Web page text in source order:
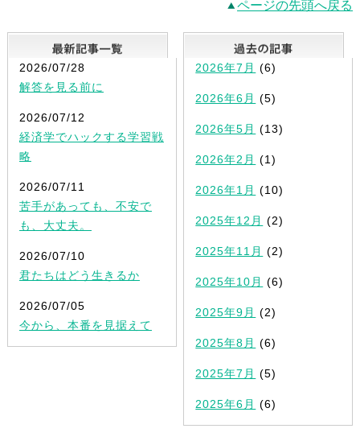
ページの先頭へ戻る
最新記事一覧
2026/07/28
解答を見る前に
2026/07/12
経済学でハックする学習戦
略
2026/07/11
苦手があっても、不安で
も、大丈夫。
2026/07/10
君たちはどう生きるか
2026/07/05
今から、本番を見据えて
2026年7月 (6)
2026年6月 (5)
2026年5月 (13)
2026年2月 (1)
2026年1月 (10)
2025年12月 (2)
2025年11月 (2)
2025年10月 (6)
2025年9月 (2)
2025年8月 (6)
2025年7月 (5)
2025年6月 (6)